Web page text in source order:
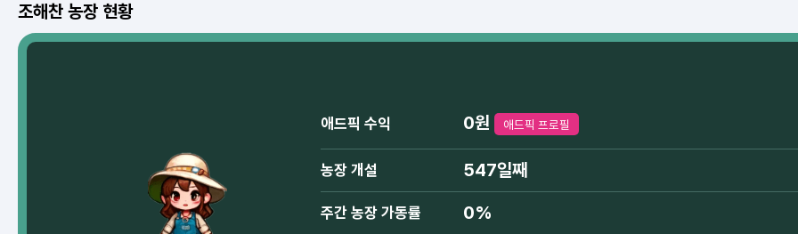
조해찬 농장 현황
애드픽 수익 0원 애드픽 프로필
농장 개설 547일째
주간 농장 가동률 0%